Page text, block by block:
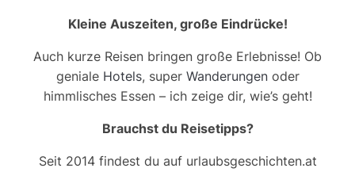
Kleine Auszeiten, große Eindrücke!
Auch kurze Reisen bringen große Erlebnisse! Ob
geniale Hotels, super Wanderungenoder
himmlisches Essen – ich zeige dir, wie’s geht!
Brauchst du Reisetipps?
Seit 2014 findest du auf urlaubsgeschichten.at